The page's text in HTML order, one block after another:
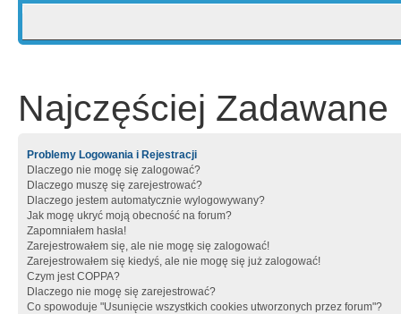
Najczęściej Zadawane
Problemy Logowania i Rejestracji
Dlaczego nie mogę się zalogować?
Dlaczego muszę się zarejestrować?
Dlaczego jestem automatycznie wylogowywany?
Jak mogę ukryć moją obecność na forum?
Zapomniałem hasła!
Zarejestrowałem się, ale nie mogę się zalogować!
Zarejestrowałem się kiedyś, ale nie mogę się już zalogować!
Czym jest COPPA?
Dlaczego nie mogę się zarejestrować?
Co spowoduje "Usunięcie wszystkich cookies utworzonych przez forum"?